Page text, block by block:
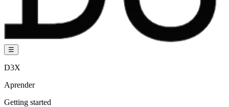
☰
D3X
Aprender
Getting started